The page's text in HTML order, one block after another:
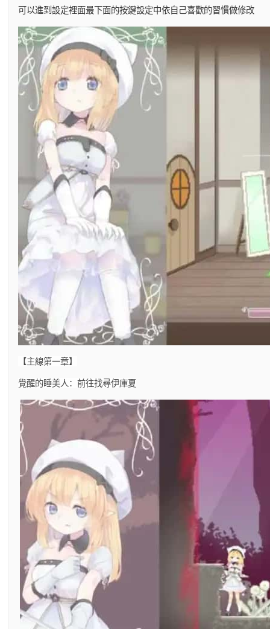
可以進到設定裡面最下面的按鍵設定中依自己喜歡的習慣做修改
【主線第一章】
覺醒的睡美人：前往找尋伊庫夏